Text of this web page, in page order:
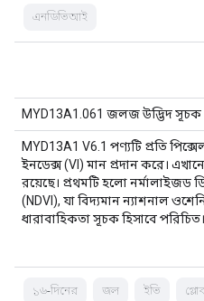
এনডিভিআই
MYD13A1.061 জলজ উদ্ভিদ সূচক
MYD13A1 V6.1 পণ্যটি প্রতি
ইনডেক্স (VI) মান প্রদান করে।
রয়েছে। প্রথমটি হলো নর্মালাইজড
(NDVI), যা বিদ্যমান ন্যাশনাল
ধারাবাহিকতা সূচক হিসাবে পরিচিত।
১৬-দিনের জল ইভি